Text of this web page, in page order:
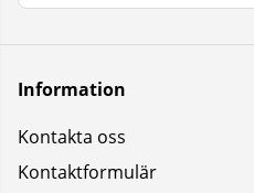
Information
Kontakta oss
Kontaktformulär